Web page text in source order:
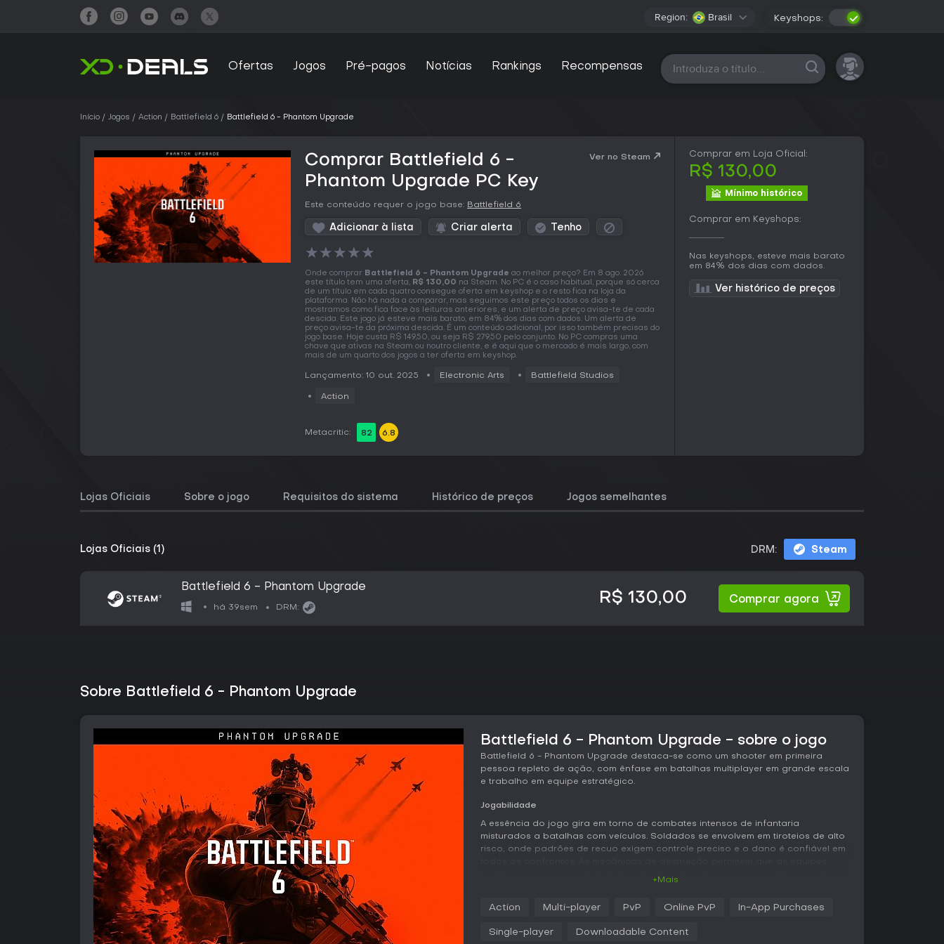
Region: Brasil Keyshops:
Ofertas Jogos Pré-pagos Notícias Rankings Recompensas Todas as plataformas
Início Jogos Action Battlefield 6 Battlefield 6 - Phantom Upgrade
Comprar Battlefield 6 -
Phantom Upgrade PC Key
Ver no Steam
Este conteúdo requer o jogo base: Battlefield 6
Adicionar à lista Criar alerta Tenho
★★★★★
Onde comprar Battlefield 6 - Phantom Upgrade ao melhor preço? Em 8 ago. 2026
este título tem uma oferta, R$ 130,00 na Steam. No PC é o caso habitual, porque só cerca
de um título em cada quatro consegue oferta em keyshop e o resto fica na loja da
plataforma. Não há nada a comparar, mas seguimos este preço todos os dias e
mostramos como fica face às leituras anteriores, e um alerta de preço avisa-te de cada
descida. Este jogo já esteve mais barato, em 84% dos dias com dados. Um alerta de
preço avisa-te da próxima descida. É um conteúdo adicional, por isso também precisas do
jogo base. Hoje custa R$ 149,50, ou seja R$ 279,50 pelo conjunto. No PC compras uma
chave que ativas na Steam ou noutro cliente, e é aqui que o mercado é mais largo, com
mais de um quarto dos jogos a ter oferta em keyshop.
Lançamento: 10 out. 2025 Electronic Arts Battlefield Studios
Action
Metacritic: 82 6.8
Comprar em Loja Oficial:
R$ 130,00
Mínimo histórico
Comprar em Keyshops:
Nas keyshops, esteve mais barato
em 84% dos dias com dados.
Ver histórico de preços
Lojas Oficiais Sobre o jogo Requisitos do sistema Histórico de preços Jogos semelhantes
Lojas Oficiais (1) DRM: Steam
Battlefield 6 - Phantom Upgrade
há 39sem DRM:
R$ 130,00 Comprar agora
Sobre Battlefield 6 - Phantom Upgrade
Battlefield 6 - Phantom Upgrade - sobre o jogo
Battlefield 6 - Phantom Upgrade destaca-se como um shooter em primeira
pessoa repleto de ação, com ênfase em batalhas multiplayer em grande escala
e trabalho em equipe estratégico.
Jogabilidade
A essência do jogo gira em torno de combates intensos de infantaria
misturados a batalhas com veículos. Soldados se envolvem em tiroteios de alto
risco, onde padrões de recuo exigem controle preciso e o dano é confiável em
coordenação. O movimento é fluido, com recursos como arrastar companheiros
regeneração de vida introduz decisões táticas em combates prolongados.
+Mais
Action Multi-player PvP Online PvP In-App Purchases
Single-player Downloadable Content